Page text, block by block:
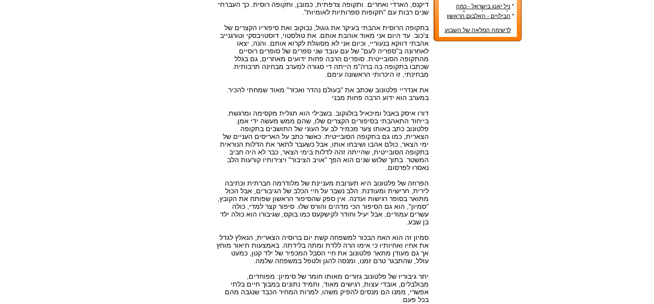
אישיים
* ניל יאנג בישראל - כמה
עולה כרטיס להופעה?
* הבילויים - האלבום הראשון
לרשימה המלאה של השבוע
דיקנס, הארדי ואחרים. ותקופה צרפתית, כמובן, ותקופה רוסית. כך העברתי
שנים רבות עם "תקופות ספרותיות לאומיות".
בתקופה הרוסית אהבתי בעיקר את גוגול, נבוקוב ואת סיפוריו הקצרים של
צ'כוב. עד היום אני מאוד אוהבת אותם. את טולסטוי, דוסטויבסקי וטורגנייב
אהבתי דווקא בנעוריי, וכיום אני לא מסוגלת לקרוא אותם. והנה, יצאו
לאחרונה ב"ספריה לעם" של עם עובד שני ספרים של סופרים רוסיים
מהתקופה הסובייטית. סופרים הרבה פחות ידועים מאחרים, גם בגלל
שכתבו בתקופה בה ברה"מ הייתה די סגורה למערב מבחינה תרבותית.
מבחינתי, זו היכרותי הראשונה עימם.
את אנדריי פלטונוב שכתב את "בעולם נהדר ואכזר" מאוד שמחתי להכיר.
במערב הוא ידוע הרבה פחות מבני
דורו איסק באבל ומיכאיל בולגקוב. בשבילי הוא תגלית מקסימה ומרגשת.
בייחוד התאהבתי בסיפורים הקצרים שלו, שהם ממש מעשה ידי אמן.
פלטונוב כתב באותו צער מכמיר לב על העוני של התושבים בתקופה
הצארית, כמו גם בתקופה הסובייטית. כאשר כתב על האריסים העניים של
ימי הצאר, כולם אהבו ושיבחו אותו, אבל כשעבר לתאר את הדלות הנוראית
בתקופה הסובייטית, שהייתה זהה לדלות בימי הצאר, כבר לא היה חביב
המשטר. בתוך שלוש שנים הוא הפך "אויב הציבור" ויצירותיו קורעות הלב
נאסרו לפרסום.
הפרוזה של פלטונוב היא תערובת מעניינת של מלודרמה חברתית וכתיבה
לירית, חרישית ומעודנת. הלב נשבר על חיי הכלב של הגיבורים, אבל הכול
מתואר בסופר רגישות ועדנה. אין ספק שהסיפור הראשון שפותח את הקובץ,
"סמיון", הוא גם הסיפור הכי מדהים והורס שלו. סיפור קצר למדי, כולה
עשרים עמודים, אבל יעיל וחודר לקישקעס כמו בוקס, שגיבורו הוא כולה ילד
בן שבע.
סמיון זה הוא האח הבכור למשפחה קשת יום ברוסיה הצארית, הנאלץ לגדל
את אחיו ואחיותיו כי אימו הרה ללדת ומתה בלידתה. באמצעות תיאור מוחץ
אך גם מעודן מתאר פלטונוב את חיי הסבל המכפיר של ילד קטן, כמעט
עולל, שהתבגר טרם זמנו, ומנסה להגן ולטפל במשפחה שלמה.
יתר גיבוריו של פלטונוב גזורים מאותו חומר של סימיון: מפוחדים,
מבולבלים, אובדי עצות, רגישים מאוד, ותמיד נתונים במבוך חיים בלתי
אפשרי, ממנו הם מנסים להפיק משהו, למרות המחיר הכבד שנגבה מהם
בכל פעם.